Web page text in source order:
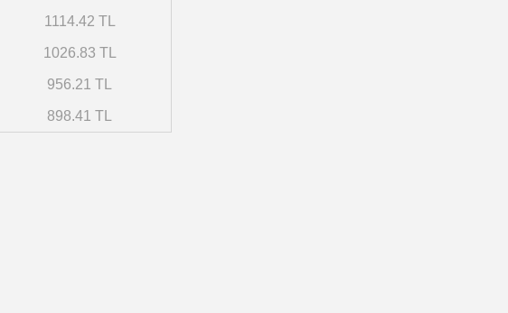
1114.42 TL
1026.83 TL
956.21 TL
898.41 TL